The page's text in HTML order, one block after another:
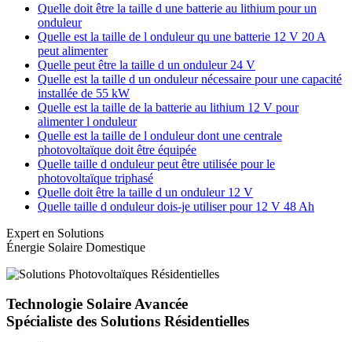
Quelle doit être la taille d une batterie au lithium pour un
onduleur
Quelle est la taille de l onduleur qu une batterie 12 V 20 A
peut alimenter
Quelle peut être la taille d un onduleur 24 V
Quelle est la taille d un onduleur nécessaire pour une capacité
installée de 55 kW
Quelle est la taille de la batterie au lithium 12 V pour
alimenter l onduleur
Quelle est la taille de l onduleur dont une centrale
photovoltaïque doit être équipée
Quelle taille d onduleur peut être utilisée pour le
photovoltaïque triphasé
Quelle doit être la taille d un onduleur 12 V
Quelle taille d onduleur dois-je utiliser pour 12 V 48 Ah
Expert en Solutions
Énergie Solaire Domestique
Technologie Solaire Avancée
Spécialiste des Solutions Résidentielles